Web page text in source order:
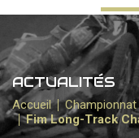
RÉSULTATS
SPEEDWAY
PHOTOS /
PARTENAIRES
ACTUALITÉS
Accueil
Championnat
Fim Long-Track